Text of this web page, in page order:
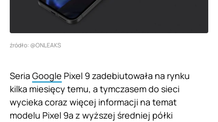
źródło: @ONLEAKS
Seria Google Pixel 9 zadebiutowała na rynku
kilka miesięcy temu, a tymczasem do sieci
wycieka coraz więcej informacji na temat
modelu Pixel 9a z wyższej średniej półki